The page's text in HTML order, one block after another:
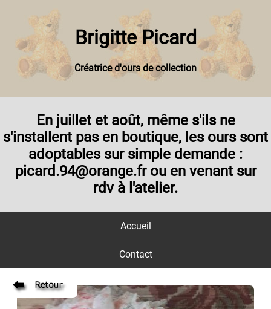
Brigitte Picard
Créatrice d'ours de collection
En juillet et août, même s'ils ne
s'installent pas en boutique, les ours sont
adoptables sur simple demande :
picard.94@orange.fr ou en venant sur
rdv à l'atelier.
Accueil
Contact